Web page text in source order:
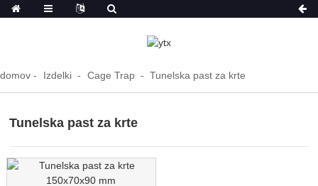
domov Izdelki Cage Trap Tunelska past za krte
Tunelska past za krte